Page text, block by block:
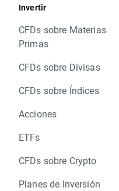
Invertir
CFDs sobre Materias
Primas
CFDs sobre Divisas
CFDs sobre Índices
Acciones
ETFs
CFDs sobre Crypto
Planes de Inversión